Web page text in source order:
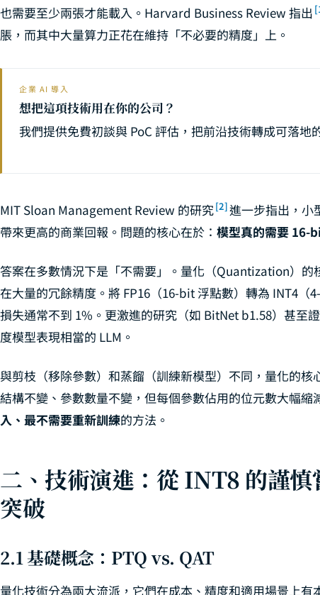
也需要至少兩張才能載入。Harvard Business Review 指出
脹，而其中大量算力正花在維持「不必要的精度」上。
企業 AI 導入
想把這項技術用在你的公司？
我們提供免費初談與 PoC 評估，把前沿技術轉成可落地
MIT Sloan Management Review 的研究[2]進一步指出，小
帶來更高的商業回報。問題的核心在於： 模型真的需要 16-
答案在多數情況下是「不需要」。量化（Quantization）
在大量的冗餘精度。將 FP16（16-bit 浮點數）轉為 INT4
損失通常不到 1%。更激進的研究（如 BitNet b1.58）甚至
度模型表現相當的 LLM。
與剪枝（移除參數）和蒸餾（訓練新模型）不同，量化的核
結構不變、參數數量不變，但每個參數佔用的位元數大幅縮
入、最不需要重新訓練的方法。
二、技術演進：從 INT8 的謹
突破
2.1 基礎概念：PTQ vs. QAT
量化技術分為兩大流派，它們在成本、精度和適用場景上有